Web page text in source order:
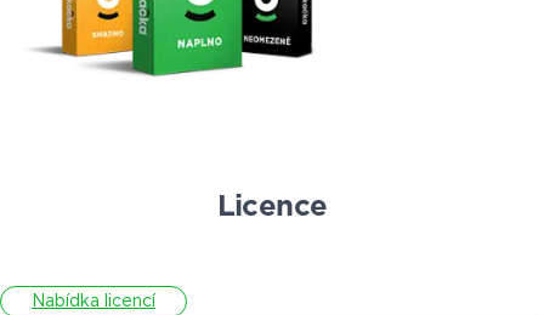
Licence
Nabídka licencí